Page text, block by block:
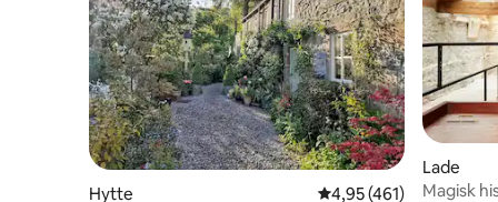
Hytte 4,95 ud af 5 i
4,95 (461)
Lade
Magisk